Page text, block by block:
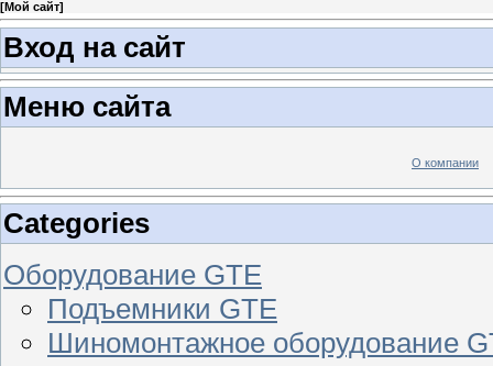
[Мой сайт]
Вход на сайт
Меню сайта
О компании
Categories
Оборудование GTE
Подъемники GTE
Шиномонтажное оборудование